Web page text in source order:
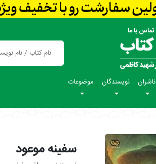
تماس با ما
ناشران نویسندگان موضوعات
سفینه موعود